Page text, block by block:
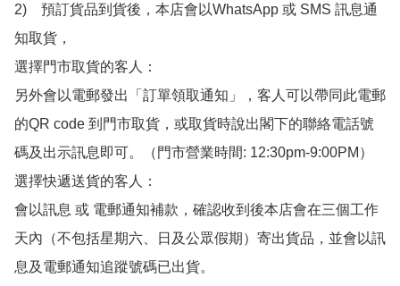
2)　預訂貨品到貨後，本店會以WhatsApp 或 SMS 訊息通
知取貨，
選擇門市取貨的客人：
另外會以電郵發出「訂單領取通知」，客人可以帶同此電郵
的QR code 到門市取貨，或取貨時說出閣下的聯絡電話號
碼及出示訊息即可。（門市營業時間: 12:30pm-9:00PM）
選擇快遞送貨的客人：
會以訊息 或 電郵通知補款，確認收到後本店會在三個工作
天內（不包括星期六、日及公眾假期）寄出貨品，並會以訊
息及電郵通知追蹤號碼已出貨。